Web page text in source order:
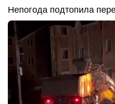
Непогода подтопила